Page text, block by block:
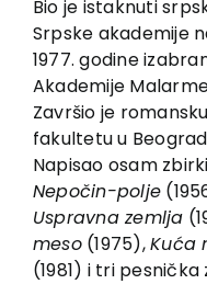
Contact
Bio je istaknuti
Srpske akademije
1977. godine
Akademije
Završio je
fakultetu u
Napisao osam
Nepočin-polje
Uspravna zemlja
meso(1975),Kuća
(1981) i tri pesnička